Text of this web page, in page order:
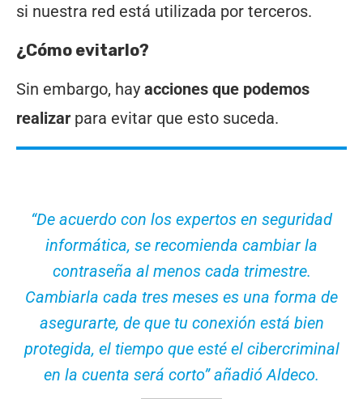
si nuestra red está utilizada por terceros.
¿Cómo evitarlo?
Sin embargo, hay acciones que podemos
realizar para evitar que esto suceda.
“De acuerdo con los expertos en seguridad
informática, se recomienda cambiar la
contraseña al menos cada trimestre.
Cambiarla cada tres meses es una forma de
asegurarte, de que tu conexión está bien
protegida, el tiempo que esté el cibercriminal
en la cuenta será corto” añadió Aldeco.